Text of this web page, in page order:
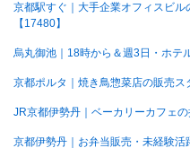
京都駅すぐ｜大手企業オフィスビ
【17480】
烏丸御池｜18時から＆週3日・ホテ
京都ポルタ｜焼き鳥惣菜店の販売ス
JR京都伊勢丹｜ベーカリーカフェの
京都伊勢丹｜お弁当販売・未経験活